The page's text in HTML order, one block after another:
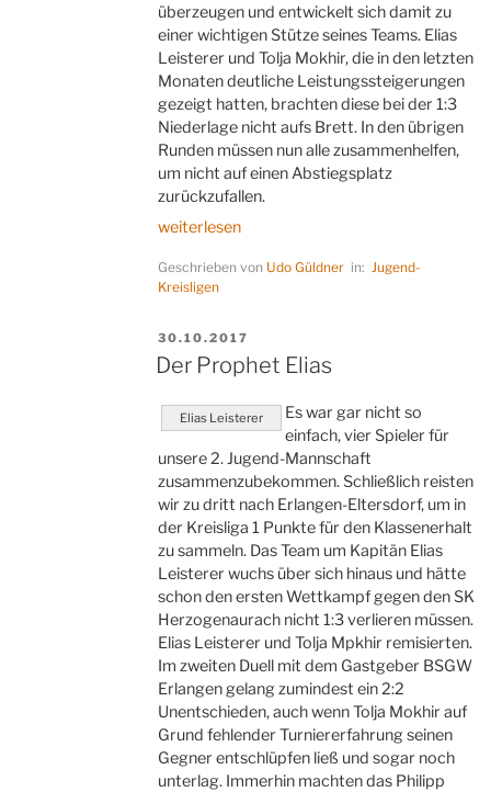
überzeugen und entwickelt sich damit zu
einer wichtigen Stütze seines Teams. Elias
Leisterer und Tolja Mokhir, die in den letzten
Monaten deutliche Leistungssteigerungen
gezeigt hatten, brachten diese bei der 1:3
Niederlage nicht aufs Brett. In den übrigen
Runden müssen nun alle zusammenhelfen,
um nicht auf einen Abstiegsplatz
zurückzufallen.
„Zu
Fehler“
weiterlesen
Geschrieben von Udo Güldner in: Jugend-
Kreisligen
VERÖFFENTLICHT
AM
30.10.2017
Der Prophet Elias
Elias Leisterer
Es war gar nicht so
einfach, vier Spieler für
unsere 2. Jugend-Mannschaft
zusammenzubekommen. Schließlich reisten
wir zu dritt nach Erlangen-Eltersdorf, um in
der Kreisliga 1 Punkte für den Klassenerhalt
zu sammeln. Das Team um Kapitän Elias
Leisterer wuchs über sich hinaus und hätte
schon den ersten Wettkampf gegen den SK
Herzogenaurach nicht 1:3 verlieren müssen.
Elias Leisterer und Tolja Mpkhir remisierten.
Im zweiten Duell mit dem Gastgeber BSGW
Erlangen gelang zumindest ein 2:2
Unentschieden, auch wenn Tolja Mokhir auf
Grund fehlender Turniererfahrung seinen
Gegner entschlüpfen ließ und sogar noch
unterlag. Immerhin machten das Philipp